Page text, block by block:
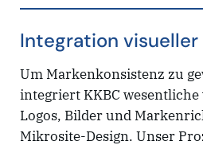
Integration visueller
Um Markenkonsistenz zu
integriert KKBC wesentliche
Logos, Bilder und
Mikrosite-Design. Unser